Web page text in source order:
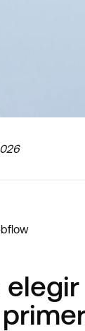
nuevos